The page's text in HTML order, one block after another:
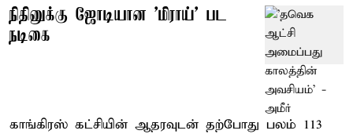
நிதினுக்கு ஜோடியான 'மிராய்' பட
நடிகை
காங்கிரஸ் கட்சியின் ஆதரவுடன் தற்போது பலம் 113